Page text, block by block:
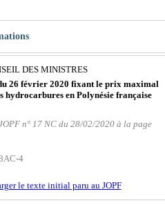
DES MINISTRES
26 février 2020 fixant le prix maximal
hydrocarbures en Polynésie française
n° 17 NC du 28/02/2020 à la page
4
le texte initial paru au JOPF